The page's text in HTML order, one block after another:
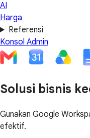
AI
Harga
Referensi
Konsol Admin
Solusi bisnis
Gunakan Google
efektif.